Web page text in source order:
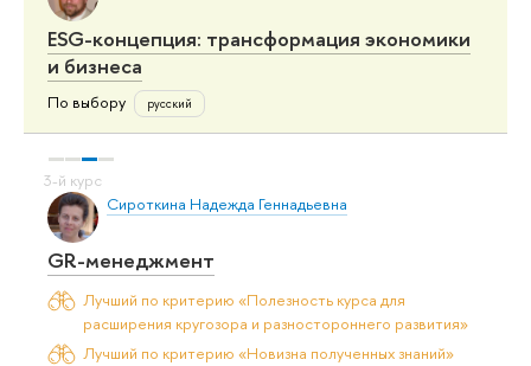
ESG-концепция: трансформация экономики
и бизнеса
По выбору русский
Сироткина Надежда Геннадьевна
GR-менеджмент
Лучший по критерию «Полезность курса для
расширения кругозора и разностороннего развития»
Лучший по критерию «Новизна полученных знаний»